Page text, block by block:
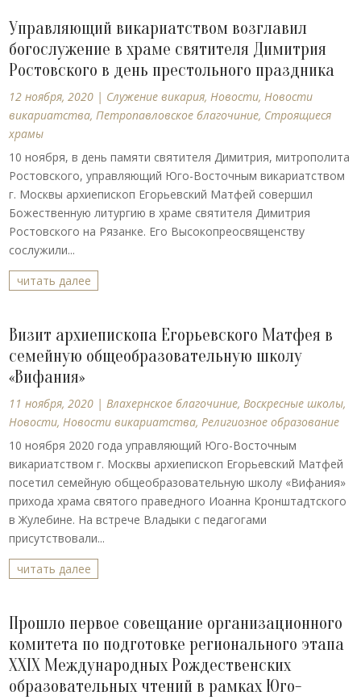
Управляющий викариатством возглавил
богослужение в храме святителя Димитрия
Ростовского в день престольного праздника
12 ноября, 2020 | Cлужение викария,Новости,Новости
викариатства,Петропавловское благочиние, Строящиеся
храмы
10 ноября, в день памяти святителя Димитрия, митрополита
Ростовского, управляющий Юго-Восточным викариатством
г. Москвы архиепископ Егорьевский Матфей совершил
Божественную литургию в храме святителя Димитрия
Ростовского на Рязанке. Его Высокопреосвященству
сослужили...
читать далее
Визит архиепископа Егорьевского Матфея в
семейную общеобразовательную школу
«Вифания»
11 ноября, 2020 |Влахернское благочиние,Воскресные школы,
Новости,Новости викариатства,Религиозное образование
10 ноября 2020 года управляющий Юго-Восточным
викариатством г. Москвы архиепископ Егорьевский Матфей
посетил семейную общеобразовательную школу «Вифания»
прихода храма святого праведного Иоанна Кронштадтского
в Жулебине. На встрече Владыки с педагогами
присутствовали...
читать далее
Прошло первое совещание организационного
комитета по подготовке регионального этапа
XXIХ Международных Рождественских
образовательных чтений в рамках Юго-